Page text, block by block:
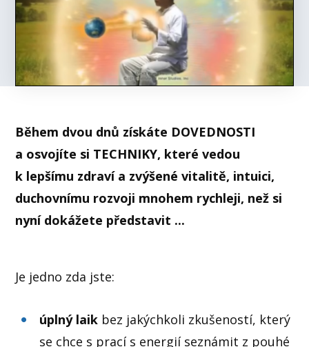
Během dvou dnů získáte DOVEDNOSTI
a osvojíte si TECHNIKY, které vedou
k lepšímu zdraví a zvýšené vitalitě, intuici,
duchovnímu rozvoji mnohem rychleji, než si
nyní dokážete představit ...
Je jedno zda jste:
úplný laik bez jakýchkoli zkušeností, který
se chce s prací s energií seznámit z pouhé